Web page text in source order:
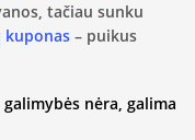
tačiau sunku
kuponas – puikus
nėra, galima